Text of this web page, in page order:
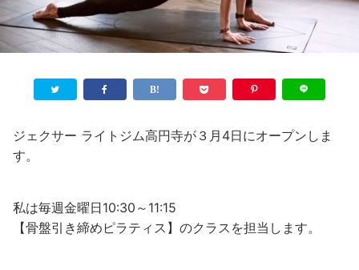
ジェクサー ライトジム高円寺が３月4日にオープンしま
す。
私は毎週金曜日10:30～11:15
【骨盤引き締めピラティス】のクラスを担当します。